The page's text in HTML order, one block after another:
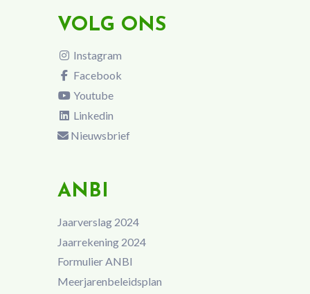
VOLG ONS
Instagram
Facebook
Youtube
Linkedin
Nieuwsbrief
ANBI
Jaarverslag 2024
Jaarrekening 2024
Formulier ANBI
Meerjarenbeleidsplan